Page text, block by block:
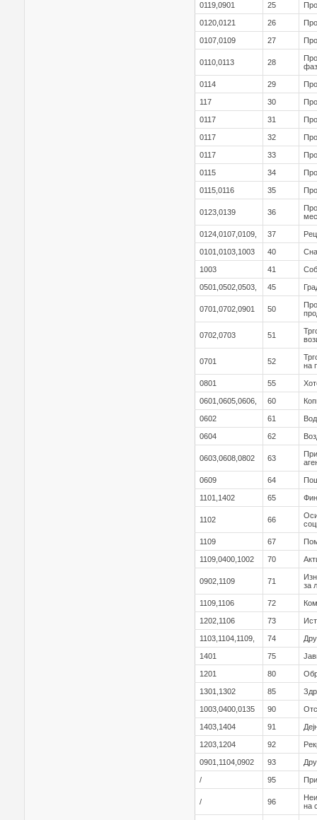
0119,0901 25
0120,0121 26
0107,0109 27
0110,0113 28
0114 29
117 30
0117 31
0117 32
0117 33
0115 34
0115,0116 35
0123,0139 36
0124,0107,0109, 37
0101,0103,1003 40
1003 41
0501,0502,0503, 45
0701,0702,0901 50
0702,0703 51
0701 52
на
0801 55
0601,0605,0606, 60
0602 61
0604 62
0603,0608,0802 63
0609 64
1101,1402 65
1102 66
1109 67
1109,0400,1002 70
0902,1109 71
за
1109,1106 72
1202,1106 73
1103,1104,1109, 74
1401 75
1201 80
1301,1302 85
1003,0400,0135 90
1403,1404 91
1203,1204 92
0901,1104,0902 93
/ 95
/ 96
на